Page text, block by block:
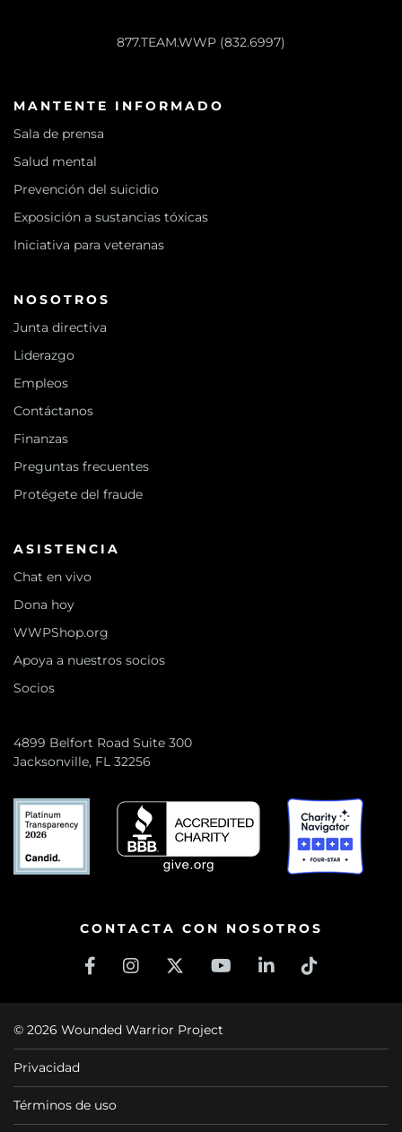
877.TEAM.WWP (832.6997)
MANTENTE INFORMADO
Sala de prensa
Salud mental
Prevención del suicidio
Exposición a sustancias tóxicas
Iniciativa para veteranas
NOSOTROS
Junta directiva
Liderazgo
Empleos
Contáctanos
Finanzas
Preguntas frecuentes
Protégete del fraude
ASISTENCIA
Chat en vivo
Dona hoy
WWPShop.org
Apoya a nuestros socios
Socios
4899 Belfort Road Suite 300
Jacksonville, FL 32256
CONTACTA CON NOSOTROS
© 2026 Wounded Warrior Project
Privacidad
Términos de uso